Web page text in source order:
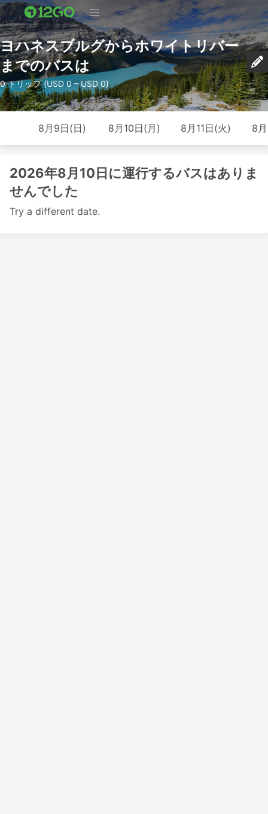
ヨハネスブルグからホワイトリバー
までのバスは
0 トリップ (USD 0 – USD 0)
8月9日(日) 8月10日(月) 8月11日(火) 8
2026年8月10日に運行するバスはありま
せんでした
Try a different date.